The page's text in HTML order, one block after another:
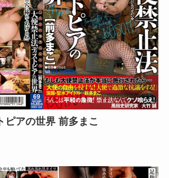
ピアの世界 前多まこ